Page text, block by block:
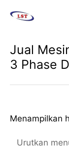
Jual
3 Phase
Menampilkan